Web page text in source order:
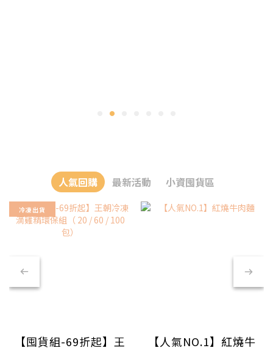
人氣回購 最新活動 小資囤貨區
冷凍出貨
【囤貨組-69折起】王 【人氣NO.1】紅燒牛